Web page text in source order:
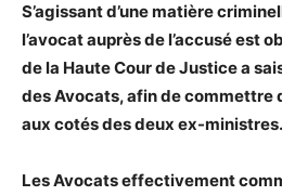
S’agissant d’une matière
l’avocat auprès de l’accusé est
de la Haute Cour de Justice a
des Avocats, afin de commettre
aux cotés des deux ex-ministres.
Les Avocats effectivement